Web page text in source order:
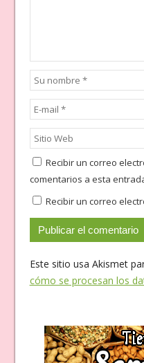
Recibir un correo
comentarios a esta
Recibir un correo
Este sitio usa Akismet
cómo se procesan los